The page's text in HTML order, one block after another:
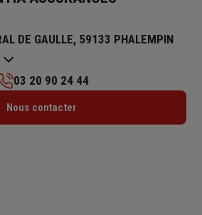
DE GAULLE, 59133 PHALEMPIN
: 09h – 12h / 14h – 18h
03 20 90 24 44
Nous contacter